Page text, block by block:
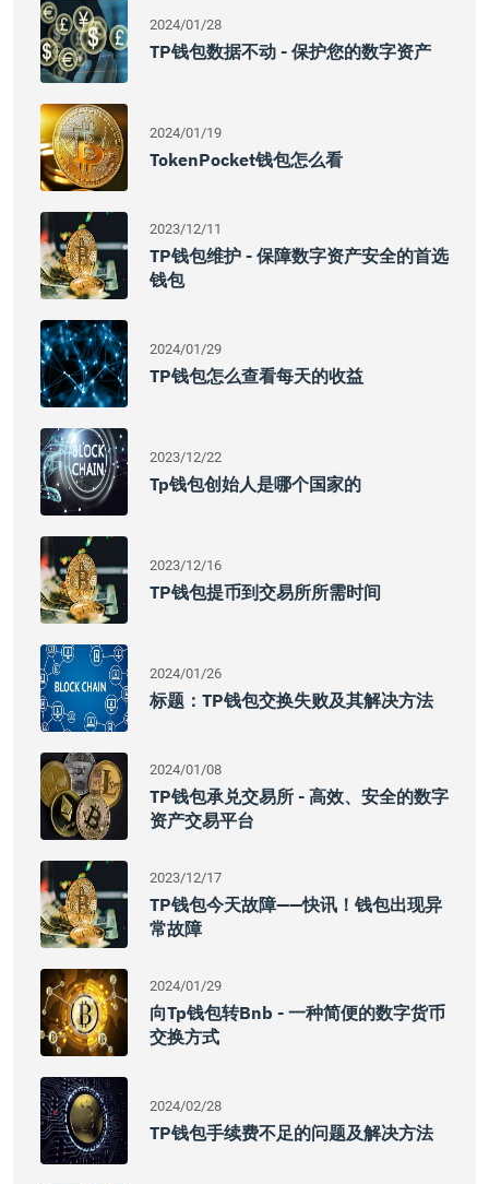
2024/01/28
TP钱包数据不动 - 保护您的数字资产
2024/01/19
TokenPocket钱包怎么看
2023/12/11
TP钱包维护 - 保障数字资产安全的首选
钱包
2024/01/29
TP钱包怎么查看每天的收益
2023/12/22
Tp钱包创始人是哪个国家的
2023/12/16
TP钱包提币到交易所所需时间
2024/01/26
标题：TP钱包交换失败及其解决方法
2024/01/08
TP钱包承兑交易所 - 高效、安全的数字
资产交易平台
2023/12/17
TP钱包今天故障——快讯！钱包出现异
常故障
2024/01/29
向tp钱包转bnb - 一种简便的数字货币
交换方式
2024/02/28
TP钱包手续费不足的问题及解决方法